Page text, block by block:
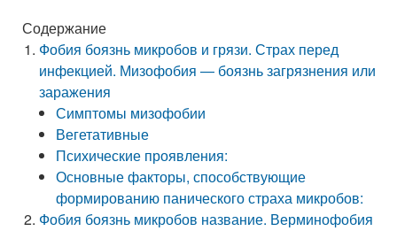
Содержание
Фобия боязнь микробов и грязи. Страх перед
инфекцией. Мизофобия — боязнь загрязнения или
заражения
Симптомы мизофобии
Вегетативные
Психические проявления:
Основные факторы, способствующие
формированию панического страха микробов:
Фобия боязнь микробов название. Верминофобия